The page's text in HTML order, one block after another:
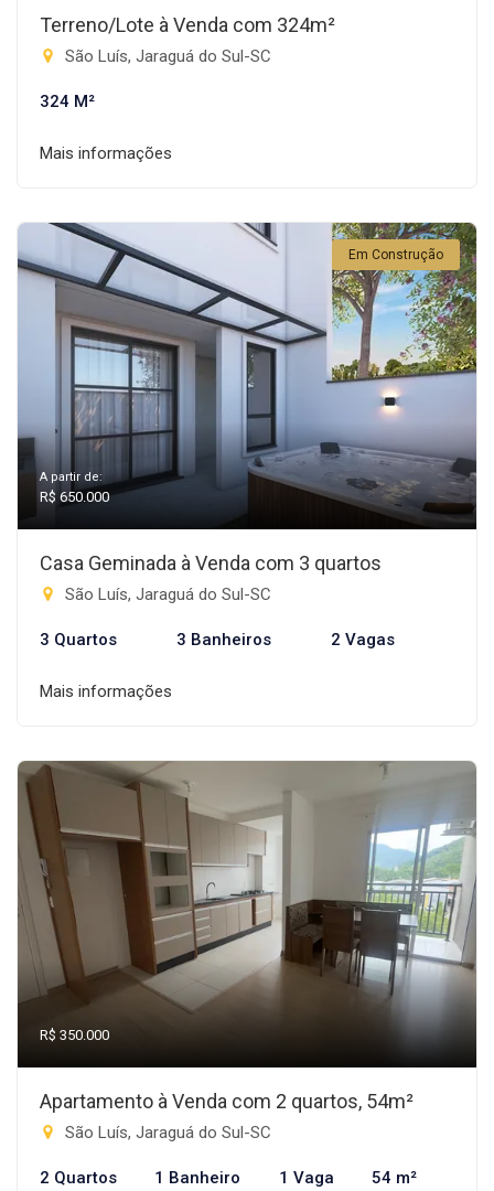
Terreno/Lote à Venda com 324m²
São Luís, Jaraguá do Sul-SC
324 M²
Mais informações
Em Construção
A partir de:
R$ 650.000
Casa Geminada à Venda com 3 quartos
São Luís, Jaraguá do Sul-SC
3 Quartos 3 Banheiros 2 Vagas
Mais informações
R$ 350.000
Apartamento à Venda com 2 quartos, 54m²
São Luís, Jaraguá do Sul-SC
2 Quartos 1 Banheiro 1 Vaga 54 m²